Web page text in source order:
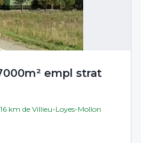
strat
16 km de Villieu-Loyes-Mollon